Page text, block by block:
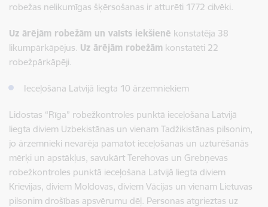
robežas nelikumīgas šķērsošanas ir atturēti 1772 cilvēki.
Uz ārējām robežām un valsts iekšienē konstatēja 38
likumpārkāpējus. Uz ārējām robežām konstatēti 22
robežpārkāpēji.
Ieceļošana Latvijā liegta 10 ārzemniekiem
Lidostas “Rīga” robežkontroles punktā ieceļošana Latvijā
liegta diviem Uzbekistānas un vienam Tadžikistānas pilsonim,
jo ārzemnieki nevarēja pamatot ieceļošanas un uzturēšanās
mērķi un apstākļus, savukārt Terehovas un Grebņevas
robežkontroles punktā ieceļošana Latvijā liegta diviem
Krievijas, diviem Moldovas, diviem Vācijas un vienam Lietuvas
pilsonim drošības apsvērumu dēļ. Personas atgrieztas uz